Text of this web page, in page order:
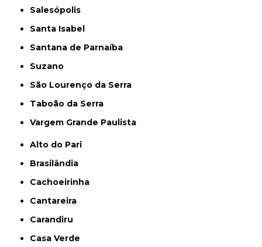
Salesópolis
Santa Isabel
Santana de Parnaíba
Suzano
São Lourenço da Serra
Taboão da Serra
Vargem Grande Paulista
Alto do Pari
Brasilândia
Cachoeirinha
Cantareira
Carandiru
Casa Verde